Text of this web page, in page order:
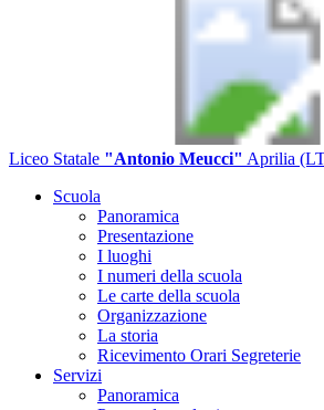
Liceo Statale "Antonio Meucci" Aprilia
Scuola
Panoramica
Presentazione
I luoghi
I numeri della scuola
Le carte della scuola
Organizzazione
La storia
Ricevimento Orari Segreterie
Servizi
Panoramica